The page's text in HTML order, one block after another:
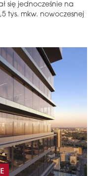
się jednocześnie na
tys. mkw. nowoczesnej